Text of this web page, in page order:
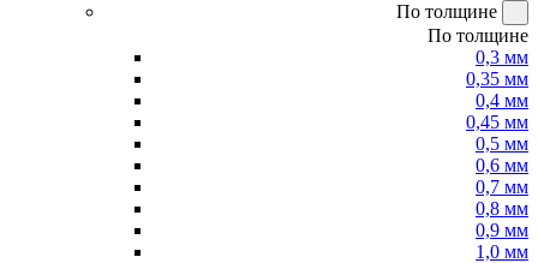
По толщине
По толщине
0,3 мм
0,35 мм
0,4 мм
0,45 мм
0,5 мм
0,6 мм
0,7 мм
0,8 мм
0,9 мм
1,0 мм